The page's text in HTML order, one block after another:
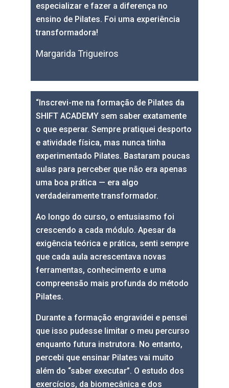
especializar e fazer a diferença no
ensino de Pilates. Foi uma experiência
transformadora!
Margarida Trigueiros
“Inscrevi-me na formação de Pilates da
SHIFT ACADEMY sem saber exatamente
o que esperar. Sempre pratiquei desporto
e atividade física, mas nunca tinha
experimentado Pilates. Bastaram poucas
aulas para perceber que não era apenas
uma boa prática — era algo
verdadeiramente transformador.
Ao longo do curso, o entusiasmo foi
crescendo a cada módulo. Apesar da
exigência teórica e prática, senti sempre
que cada aula acrescentava novas
ferramentas, conhecimento e uma
compreensão mais profunda do método
Pilates.
Durante a formação engravidei e pensei
que isso pudesse limitar o meu percurso
enquanto futura instrutora. No entanto,
percebi que ensinar Pilates vai muito
além do “saber executar”. O estudo dos
exercícios, da biomecânica e dos